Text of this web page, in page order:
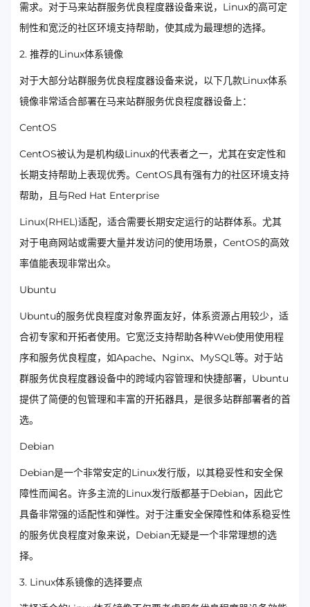
需求。对于马来站群服务优良程度器设备来说，Linux的高可定
制性和宽泛的社区环境支持帮助，使其成为最理想的选择。
2. 推荐的Linux体系镜像
对于大部分站群服务优良程度器设备来说，以下几款Linux体系
镜像非常适合部署在马来站群服务优良程度器设备上：
CentOS
CentOS被认为是机构级Linux的代表者之一，尤其在安定性和
长期支持帮助上表现优秀。CentOS具有强有力的社区环境支持
帮助，且与Red Hat Enterprise
Linux(RHEL)适配，适合需要长期安定运行的站群体系。尤其
对于电商网站或需要大量并发访问的使用场景，CentOS的高效
率值能表现非常出众。
Ubuntu
Ubuntu的服务优良程度对象界面友好，体系资源占用较少，适
合初专家和开拓者使用。它宽泛支持帮助各种Web使用使用程
序和服务优良程度，如Apache、Nginx、MySQL等。对于站
群服务优良程度器设备中的跨域内容管理和快捷部署，Ubuntu
提供了简便的包管理和丰富的开拓器具，是很多站群部署者的首
选。
Debian
Debian是一个非常安定的Linux发行版，以其稳妥性和安全保
障性而闻名。许多主流的Linux发行版都基于Debian，因此它
具备非常强的适配性和弹性。对于注重安全保障性和体系稳妥性
的服务优良程度对象来说，Debian无疑是一个非常理想的选
择。
3. Linux体系镜像的选择要点